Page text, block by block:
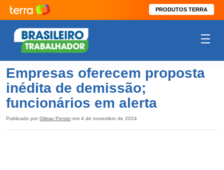
PRODUTOS TERRA
Empresas oferecem proposta
inédita de demissão;
funcionários em alerta
Publicado por Gilmar Penter em 4 de novembro de 2024